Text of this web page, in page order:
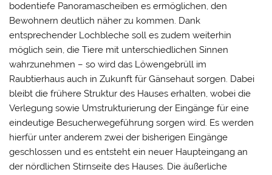
bodentiefe Panoramascheiben es ermöglichen, den
Bewohnern deutlich näher zu kommen. Dank
entsprechender Lochbleche soll es zudem weiterhin
möglich sein, die Tiere mit unterschiedlichen Sinnen
wahrzunehmen – so wird das Löwengebrüll im
Raubtierhaus auch in Zukunft für Gänsehaut sorgen. Dabei
bleibt die frühere Struktur des Hauses erhalten, wobei die
Verlegung sowie Umstrukturierung der Eingänge für eine
eindeutige Besucherwegeführung sorgen wird. Es werden
hierfür unter anderem zwei der bisherigen Eingänge
geschlossen und es entsteht ein neuer Haupteingang an
der nördlichen Stirnseite des Hauses. Die äußerliche